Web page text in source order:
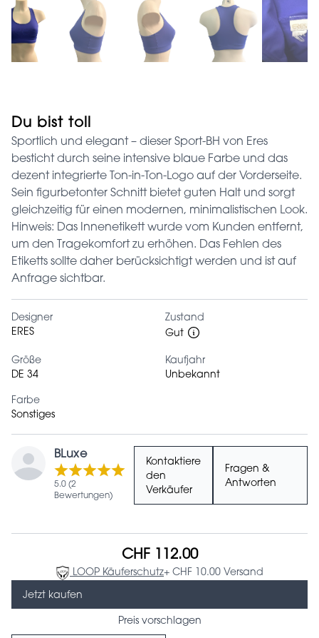
Du bist toll
Sportlich und elegant – dieser Sport-BH von Eres
besticht durch seine intensive blaue Farbe und das
dezent integrierte Ton-in-Ton-Logo auf der Vorderseite.
Sein figurbetonter Schnitt bietet guten Halt und sorgt
gleichzeitig für einen modernen, minimalistischen Look.
Hinweis: Das Innenetikett wurde vom Kunden entfernt,
um den Tragekomfort zu erhöhen. Das Fehlen des
Etiketts sollte daher berücksichtigt werden und ist auf
Anfrage sichtbar.
Designer
ERES
Zustand
Gut
Größe
DE 34
Kaufjahr
Unbekannt
Farbe
Sonstiges
BLuxe
5.0 (2
Bewertungen)
Kontaktiere
den
Verkäufer
Fragen &
Antworten
CHF 112.00
LOOP Käuferschutz+ CHF 10.00 Versand
Jetzt kaufen
Preis vorschlagen